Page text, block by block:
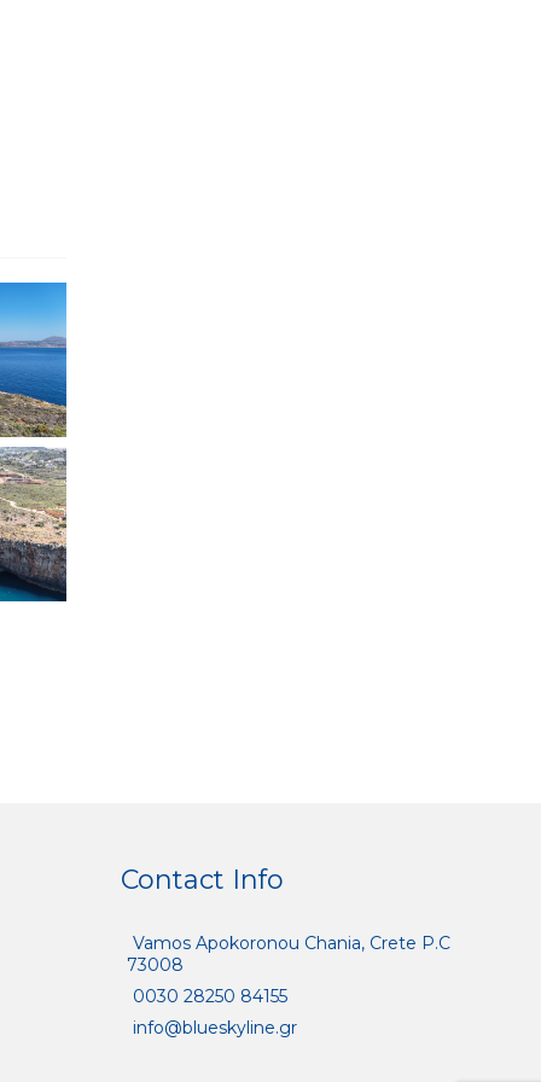
Contact Info
Vamos Apokoronou Chania, Crete P.C
73008
0030 28250 84155
info@blueskyline.gr